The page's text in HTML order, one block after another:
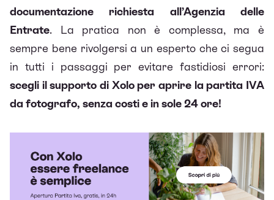
documentazione richiesta all’Agenzia delle
Entrate. La pratica non è complessa, ma è
sempre bene rivolgersi a un esperto che ci segua
in tutti i passaggi per evitare fastidiosi errori:
scegli il supporto di Xoloper aprire la partita IVA
da fotografo, senza costi e in sole 24 ore!